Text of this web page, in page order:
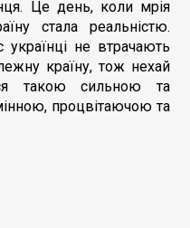
Це день, коли мрія
стала реальністю.
українці не втрачають
країну, тож нехай
такою сильною та
процвітаючою та